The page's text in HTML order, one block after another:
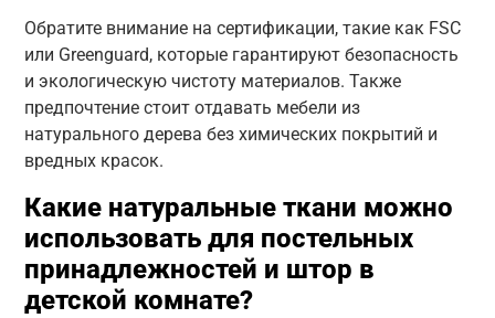
Обратите внимание на сертификации, такие как FSC
или Greenguard, которые гарантируют безопасность
и экологическую чистоту материалов. Также
предпочтение стоит отдавать мебели из
натурального дерева без химических покрытий и
вредных красок.
Какие натуральные ткани можно
использовать для постельных
принадлежностей и штор в
детской комнате?